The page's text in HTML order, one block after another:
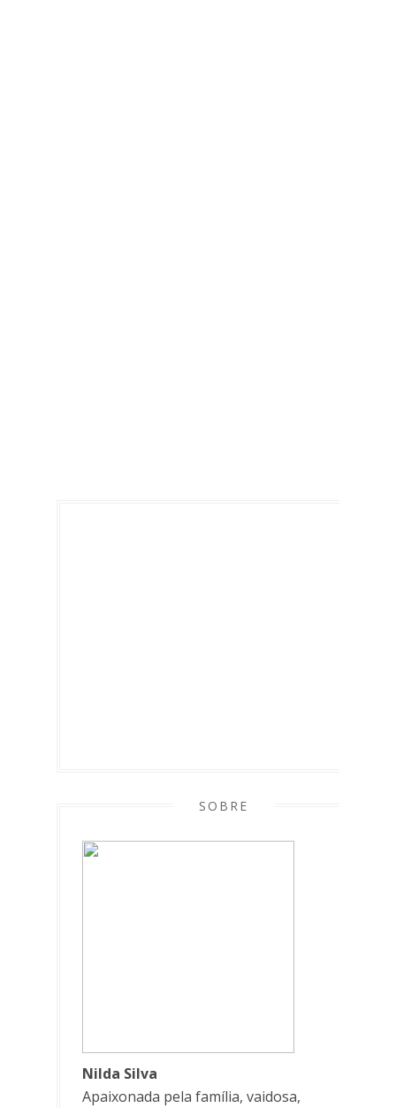
SOBRE
Nilda Silva
Apaixonada pela família, vaidosa,